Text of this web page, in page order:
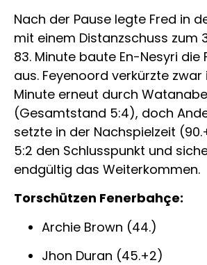
Nach der Pause legte Fred in
mit einem Distanzschuss zum
83. Minute baute En-Nesyri die
aus. Feyenoord verkürzte zwar
Minute erneut durch
(Gesamtstand 5:4), doch
setzte in der Nachspielzeit
5:2 den Schlusspunkt und
endgültig das Weiterkommen.
Torschützen Fenerbahçe:
Archie Brown (44.)
Jhon Duran (45.+2)